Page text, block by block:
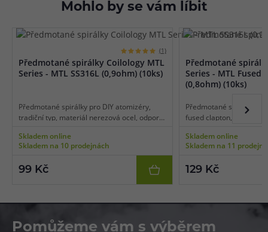
Mohlo by se vám líbit
(1)
Předmotané spirálky Coilology MTL
Series - MTL SS316L (0,9ohm) (10ks)
Předmotané spirálky pro DIY atomizéry,
tradiční typ, materiál nerezová ocel, odpor
průměr spirálky 2,5 mm, balení 10 ks.
Skladem online
Skladem na 10 prodejnách
99 Kč
Předmotané
Series - MTL Fused
(0,8ohm) (10ks)
Předmotané spirálky
fused clapton, materiál
průměr spirálky 2,5
Skladem online
Skladem na 11
129 Kč
Pomůžeme vám s výběrem